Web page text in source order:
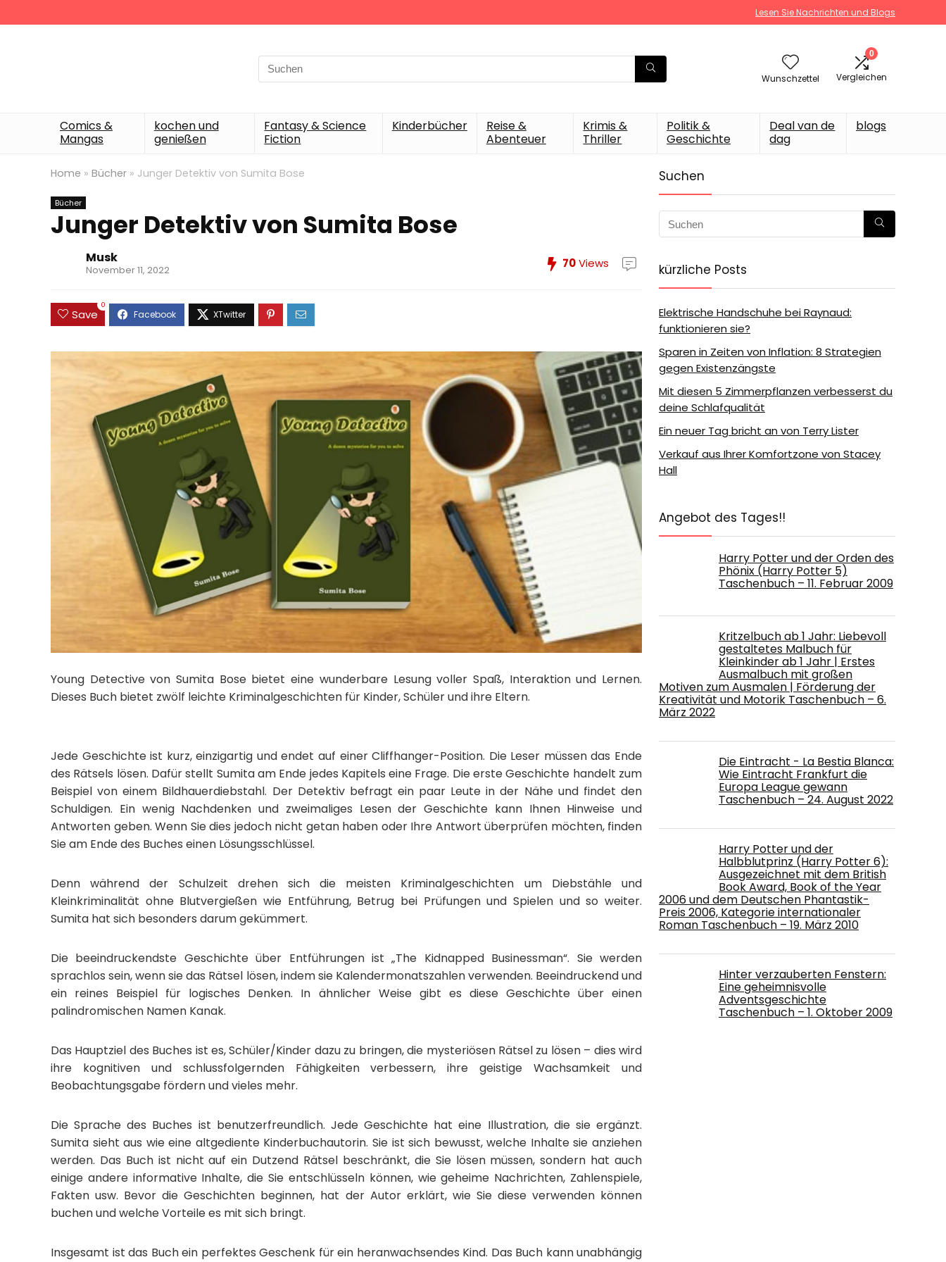
Lesen Sie Nachrichten und Blogs
Search
for:
Wunschzettel
0
Vergleichen
Comics &
Mangas
kochen und
genießen
Fantasy & Science
Fiction
Kinderbücher
Reise &
Abenteuer
Krimis &
Thriller
Politik &
Geschichte
Deal van de
dag
blogs
Home » Bücher » Junger Detektiv von Sumita Bose
Bücher
Junger Detektiv von Sumita Bose
Musk
November 11, 2022 70Views
Save
0
Young Detective von Sumita Bose bietet eine wunderbare Lesung voller Spaß, Interaktion und Lernen.
Dieses Buch bietet zwölf leichte Kriminalgeschichten für Kinder, Schüler und ihre Eltern.
Jede Geschichte ist kurz, einzigartig und endet auf einer Cliffhanger-Position. Die Leser müssen das Ende
des Rätsels lösen. Dafür stellt Sumita am Ende jedes Kapitels eine Frage. Die erste Geschichte handelt zum
Beispiel von einem Bildhauerdiebstahl. Der Detektiv befragt ein paar Leute in der Nähe und findet den
Schuldigen. Ein wenig Nachdenken und zweimaliges Lesen der Geschichte kann Ihnen Hinweise und
Antworten geben. Wenn Sie dies jedoch nicht getan haben oder Ihre Antwort überprüfen möchten, finden
Sie am Ende des Buches einen Lösungsschlüssel.
Denn während der Schulzeit drehen sich die meisten Kriminalgeschichten um Diebstähle und
Kleinkriminalität ohne Blutvergießen wie Entführung, Betrug bei Prüfungen und Spielen und so weiter.
Sumita hat sich besonders darum gekümmert.
Die beeindruckendste Geschichte über Entführungen ist „The Kidnapped Businessman“. Sie werden
sprachlos sein, wenn sie das Rätsel lösen, indem sie Kalendermonatszahlen verwenden. Beeindruckend und
ein reines Beispiel für logisches Denken. In ähnlicher Weise gibt es diese Geschichte über einen
palindromischen Namen Kanak.
Das Hauptziel des Buches ist es, Schüler/Kinder dazu zu bringen, die mysteriösen Rätsel zu lösen – dies wird
ihre kognitiven und schlussfolgernden Fähigkeiten verbessern, ihre geistige Wachsamkeit und
Beobachtungsgabe fördern und vieles mehr.
Die Sprache des Buches ist benutzerfreundlich. Jede Geschichte hat eine Illustration, die sie ergänzt.
Sumita sieht aus wie eine altgediente Kinderbuchautorin. Sie ist sich bewusst, welche Inhalte sie anziehen
werden. Das Buch ist nicht auf ein Dutzend Rätsel beschränkt, die Sie lösen müssen, sondern hat auch
einige andere informative Inhalte, die Sie entschlüsseln können, wie geheime Nachrichten, Zahlenspiele,
Fakten usw. Bevor die Geschichten beginnen, hat der Autor erklärt, wie Sie diese verwenden können
buchen und welche Vorteile es mit sich bringt.
Insgesamt ist das Buch ein perfektes Geschenk für ein heranwachsendes Kind. Das Buch kann unabhängig
Suchen
kürzliche Posts
Elektrische Handschuhe bei Raynaud:
funktionieren sie?
Sparen in Zeiten von Inflation: 8 Strategien
gegen Existenzängste
Mit diesen 5 Zimmerpflanzen verbesserst du
deine Schlafqualität
Ein neuer Tag bricht an von Terry Lister
Verkauf aus Ihrer Komfortzone von Stacey
Hall
Angebot des Tages!!
Harry Potter und der Orden des
Phönix (Harry Potter 5)
Taschenbuch – 11. Februar 2009
Kritzelbuch ab 1 Jahr: Liebevoll
gestaltetes Malbuch für
Kleinkinder ab 1 Jahr | Erstes
Ausmalbuch mit großen
Motiven zum Ausmalen | Förderung der
Kreativität und Motorik Taschenbuch – 6.
März 2022
Die Eintracht - La Bestia Blanca:
Wie Eintracht Frankfurt die
Europa League gewann
Taschenbuch – 24. August 2022
Harry Potter und der
Halbblutprinz (Harry Potter 6):
Ausgezeichnet mit dem British
Book Award, Book of the Year
2006 und dem Deutschen Phantastik-
Preis 2006, Kategorie internationaler
Roman Taschenbuch – 19. März 2010
Hinter verzauberten Fenstern:
Eine geheimnisvolle
Adventsgeschichte
Taschenbuch – 1. Oktober 2009